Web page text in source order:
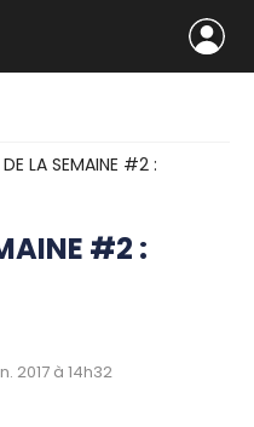
DE LA SEMAINE #2 :
#2 :
2017 à 14h32